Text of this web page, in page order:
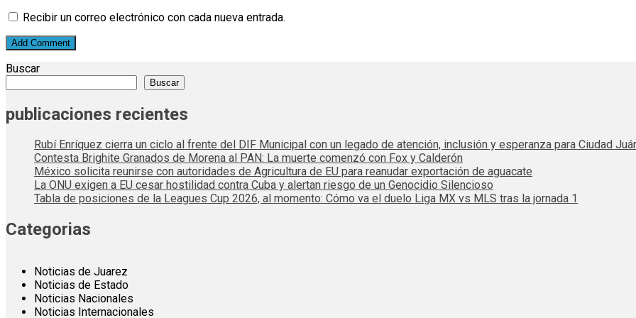
Recibir un correo electrónico con cada nueva entrada.
Buscar
Buscar
publicaciones recientes
Rubí Enríquez cierra un ciclo al frente del DIF Municipal con un legado de atención, inclusión y esperanza para Ciudad
Contesta Brighite Granados de Morena al PAN: La muerte comenzó con Fox y Calderón
México solicita reunirse con autoridades de Agricultura de EU para reanudar exportación de aguacate
La ONU exigen a EU cesar hostilidad contra Cuba y alertan riesgo de un Genocidio Silencioso
Tabla de posiciones de la Leagues Cup 2026, al momento: Cómo va el duelo Liga MX vs MLS tras la jornada 1
Categorias
Noticias de Juarez
Noticias de Estado
Noticias Nacionales
Noticias Internacionales